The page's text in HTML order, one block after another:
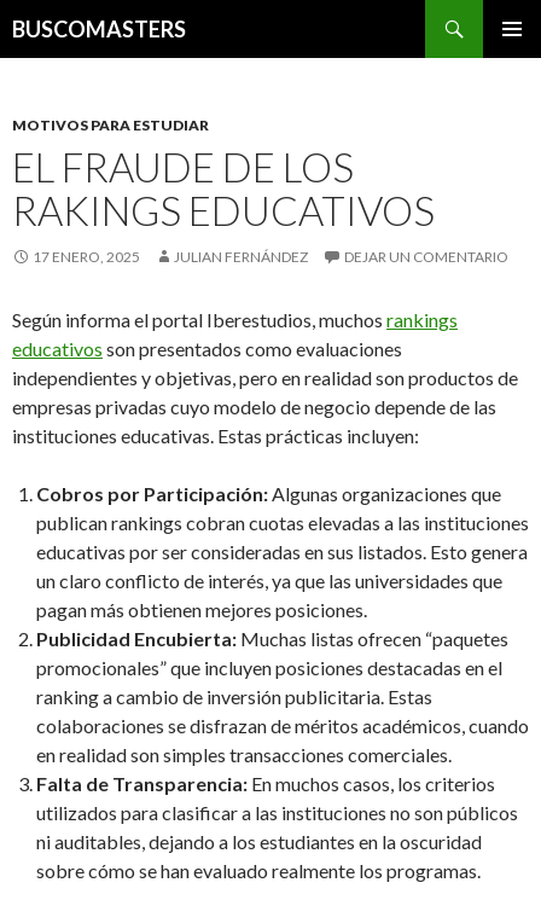
BUSCOMASTERS
MOTIVOS PARA ESTUDIAR
EL FRAUDE DE LOS
RAKINGS EDUCATIVOS
17 ENERO, 2025 JULIAN FERNÁNDEZ DEJAR UN COMENTARIO
Según informa el portal Iberestudios, muchos rankings
educativos son presentados como evaluaciones
independientes y objetivas, pero en realidad son productos de
empresas privadas cuyo modelo de negocio depende de las
instituciones educativas. Estas prácticas incluyen:
Cobros por Participación:Algunas organizaciones que
publican rankings cobran cuotas elevadas a las instituciones
educativas por ser consideradas en sus listados. Esto genera
un claro conflicto de interés, ya que las universidades que
pagan más obtienen mejores posiciones.
Publicidad Encubierta: Muchas listas ofrecen “paquetes
promocionales” que incluyen posiciones destacadas en el
ranking a cambio de inversión publicitaria. Estas
colaboraciones se disfrazan de méritos académicos, cuando
en realidad son simples transacciones comerciales.
Falta de Transparencia: En muchos casos, los criterios
utilizados para clasificar a las instituciones no son públicos
ni auditables, dejando a los estudiantes en la oscuridad
sobre cómo se han evaluado realmente los programas.